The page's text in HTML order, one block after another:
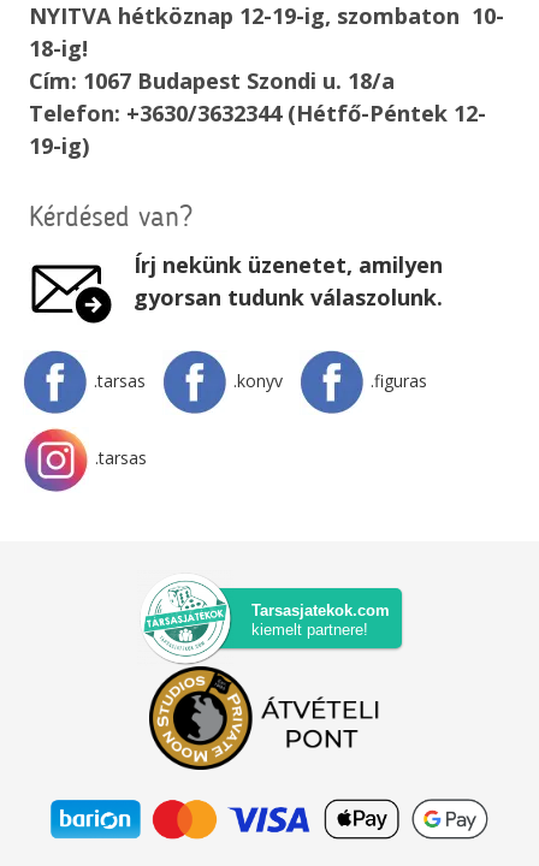
NYITVA hétköznap 12-19-ig, szombaton 10-
18-ig!
Cím: 1067 Budapest Szondi u. 18/a
Telefon: +3630/3632344 (Hétfő-Péntek 12-
19-ig)
Kérdésed van?
Írj nekünk üzenetet, amilyen
gyorsan tudunk válaszolunk.
.tarsas .konyv .figuras
.tarsas
Tarsasjatekok.com
kiemelt partnere!